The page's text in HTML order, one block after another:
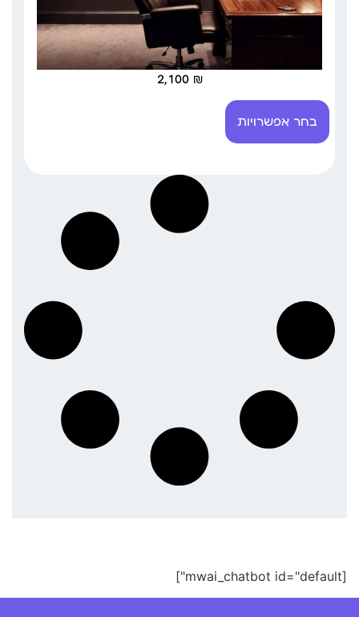
2,100 ₪
בחר אפשרויות
[mwai_chatbot id="default"]